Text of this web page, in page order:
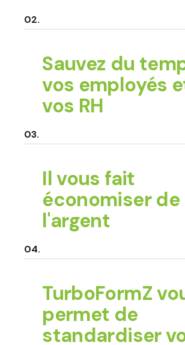
Sauvez du
vos employés
vos RH
Il vous fait
économiser de
l'argent
TurboFormZ
permet de
standardiser